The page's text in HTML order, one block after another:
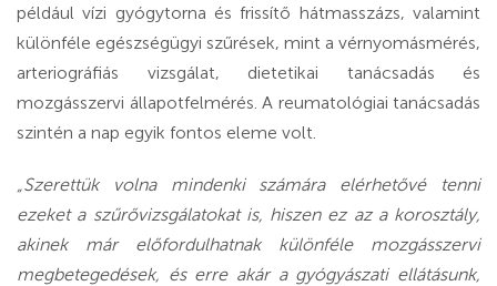
például vízi gyógytorna és frissítő hátmasszázs, valamint
különféle egészségügyi szűrések, mint a vérnyomásmérés,
arteriográfiás vizsgálat, dietetikai tanácsadás és
mozgásszervi állapotfelmérés. A reumatológiai tanácsadás
szintén a nap egyik fontos eleme volt.
„Szerettük volna mindenki számára elérhetővé tenni
ezeket a szűrővizsgálatokat is, hiszen ez az a korosztály,
akinek már előfordulhatnak különféle mozgásszervi
megbetegedések, és erre akár a gyógyászati ellátásunk,